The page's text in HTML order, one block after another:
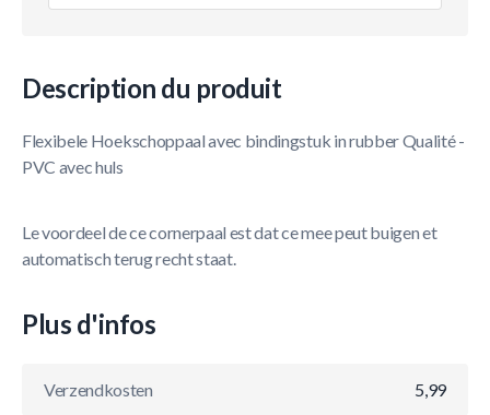
Description du produit
Flexibele Hoekschoppaal avec bindingstuk in rubber Qualité -
PVC avec huls
Le voordeel de ce cornerpaal est dat ce mee peut buigen et
automatisch terug recht staat.
Plus d'infos
Verzendkosten 5,99